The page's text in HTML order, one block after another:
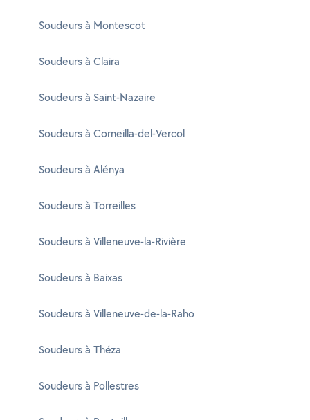
Soudeurs à Montescot
Soudeurs à Claira
Soudeurs à Saint-Nazaire
Soudeurs à Corneilla-del-Vercol
Soudeurs à Alénya
Soudeurs à Torreilles
Soudeurs à Villeneuve-la-Rivière
Soudeurs à Baixas
Soudeurs à Villeneuve-de-la-Raho
Soudeurs à Théza
Soudeurs à Pollestres